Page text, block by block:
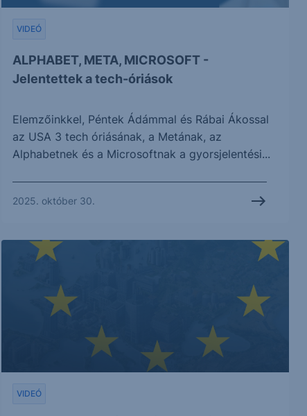
ALPHABET, META, MICROSOFT -
Jelentettek a tech-óriások
VIDEÓ
Elemzőinkkel, Péntek Ádámmal és Rábai Ákossal
az USA 3 tech óriásának, a Metának, az
Alphabetnek és a Microsoftnak a gyorsjelentési...
2025. október 30.
VIDEÓ